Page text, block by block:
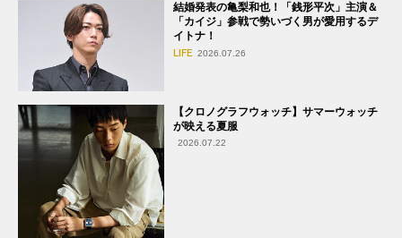
結婚発表の亀梨和也！「銭形平次」主演＆
「カイジ」参戦で勢いづく男が愛用するデ
イトナ！
LIFE 2026.07.26
【クロノグラフウォッチ】サマーウォッチ
が映える夏服
2026.07.22